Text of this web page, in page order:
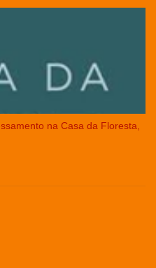
na Casa da Floresta,